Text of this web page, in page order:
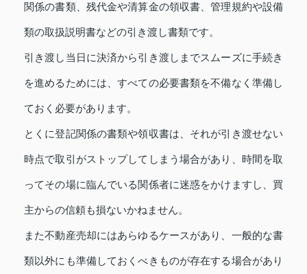
関係の書類、残代金や清算金の領収書、管理規約や設備
類の取扱説明書などの引き渡し書類です。
引き渡し当日に決済から引き渡しまでスムーズに手続き
を進めるためには、すべての必要書類を不備なく準備し
ておく必要があります。
とくに登記関係の書類や領収書は、それが引き渡せない
時点で取引がストップしてしまう場合があり、時間を取
ってその場に臨んでいる関係者に迷惑をかけますし、買
主からの信頼も損ないかねません。
また不動産売却にはあらゆるケースがあり、一般的な書
類以外にも準備しておくべきものが存在する場合があり